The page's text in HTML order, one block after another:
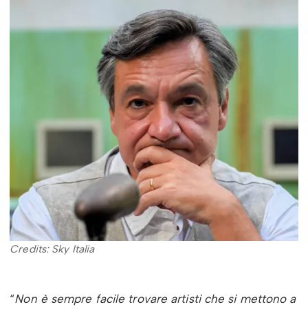
Credits: Sky Italia
“Non è sempre facile trovare artisti che si mettono a